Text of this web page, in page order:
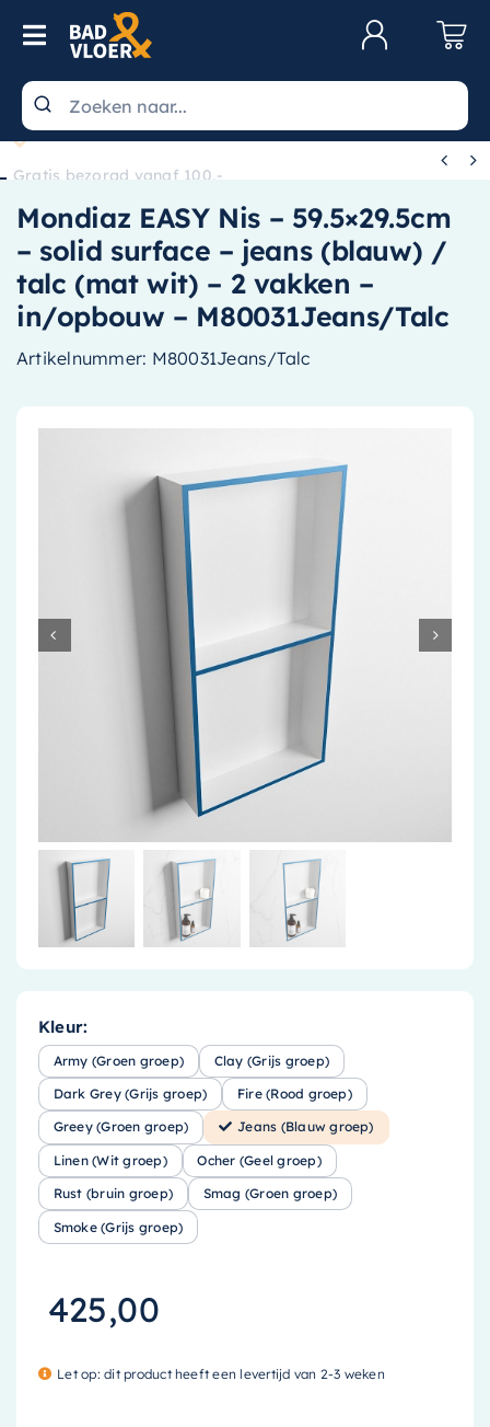
Skip to content
Toggle Navigation
Wastafels
Toiletten
Spiegels
Kranen
Douche
Badkamermeubels
Accessoires
Installatiemateriaal
Klimaatbeheersing
 
Mondiaz EASY Nis – 59.5×29.5cm
– solid surface – jeans (blauw) /
talc (mat wit) – 2 vakken –
in/opbouw – M80031Jeans/Talc
Artikelnummer: M80031Jeans/Talc
Kleur:
Army (Groen groep) Clay (Grijs groep)
Dark Grey (Grijs groep) Fire (Rood groep)
Greey (Groen groep) Jeans (Blauw groep)
Linen (Wit groep) Ocher (Geel groep)
Rust (bruin groep) Smag (Groen groep)
Smoke (Grijs groep)
425,00
Let op: dit product heeft een levertijd van 2-3 weken